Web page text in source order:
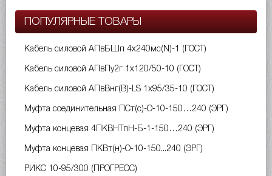
ПОПУЛЯРНЫЕ ТОВАРЫ
Кабель силовой АПвБШп 4х240мс(N)-1 (ГОСТ)
Кабель силовой АПвПу2г 1х120/50-10 (ГОСТ)
Кабель силовой АПвВнг(B)-LS 1х95/35-10 (ГОСТ)
Муфта соединительная ПСт(с)-О-10-150…240 (ЭРГ)
Муфта концевая 4ПКВНТпН-Б-1-150…240 (ЭРГ)
Муфта концевая ПКВт(н)-О-10-150...240 (ЭРГ)
РИКС 10-95/300 (ПРОГРЕСС)